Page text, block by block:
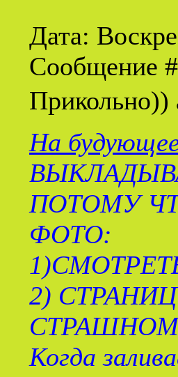
Дата:
Сообщение
Прикольно))
На
ПОТОМУ
ФОТО:
2)
Когда